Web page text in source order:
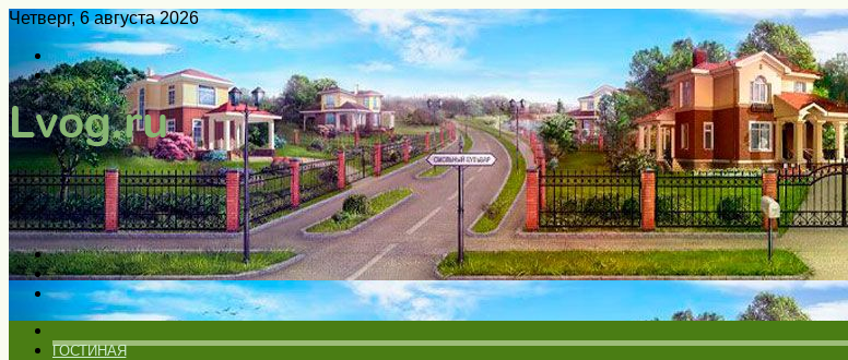
Четверг, 6 августа 2026
Войти
Switch
skin
Меню
Искать
Switch
skin
ГОСТИНАЯ